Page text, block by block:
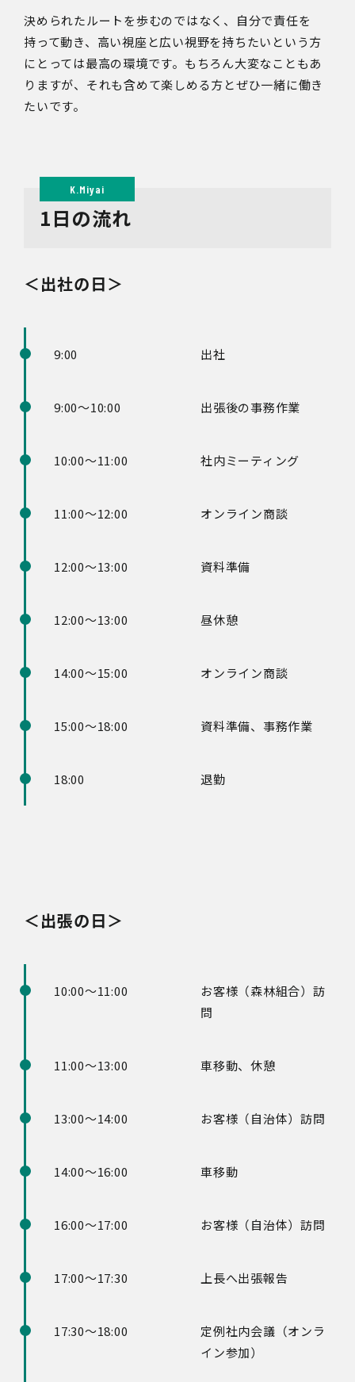
決められたルートを歩むのではなく、自分で責任を
持って動き、高い視座と広い視野を持ちたいという方
にとっては最高の環境です。もちろん大変なこともあ
りますが、それも含めて楽しめる方とぜひ一緒に働き
たいです。
1日の流れ
＜出社の日＞
9:00 出社
9:00～10:00 出張後の事務作業
10:00～11:00 社内ミーティング
11:00～12:00 オンライン商談
12:00～13:00 資料準備
12:00～13:00 昼休憩
14:00～15:00 オンライン商談
15:00～18:00 資料準備、事務作業
18:00 退勤
＜出張の日＞
10:00～11:00
お客様（森林組合）訪
問
11:00～13:00 車移動、休憩
13:00～14:00 お客様（自治体）訪問
14:00～16:00 車移動
16:00～17:00 お客様（自治体）訪問
17:00～17:30 上長へ出張報告
17:30～18:00
定例社内会議（オンラ
イン参加）